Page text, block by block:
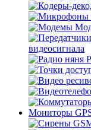
видеосигнала
Мониторы